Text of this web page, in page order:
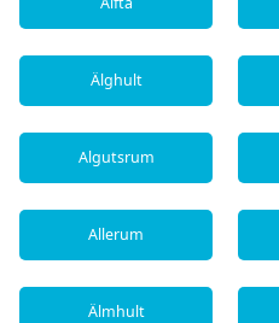
Älghult
Algutsrum
Allerum
Älmhult